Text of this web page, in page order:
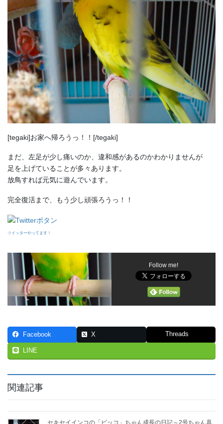
[tegaki]お家へ帰ろうっ！！[/tegaki]
まだ、左足が少し痛いのか、違和感があるのかわかりませんが
足を上げていることが多々あります。
放鳥すれば元気に遊んでいます。
完全復活まで、もう少し頑張ろうっ！！
ツイッターやってます！
Follow me!
Facebook X Threads
LINE
関連記事